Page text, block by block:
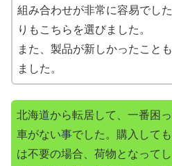
組み合わせが非常に容易でし
りもこちらを選びました。
また、製品が新しかったこと
ました。
北海道から転居して、一番困
車がない事でした。購入して
は不要の場合、荷物となって